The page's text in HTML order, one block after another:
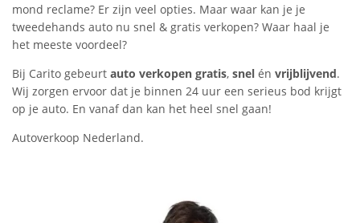
mond reclame? Er zijn veel opties. Maar waar kan je je
tweedehands auto nu snel & gratis verkopen? Waar haal je
het meeste voordeel?
Bij Carito gebeurt auto verkopen gratis, snel én vrijblijvend.
Wij zorgen ervoor dat je binnen 24 uur een serieus bod krijgt
op je auto. En vanaf dan kan het heel snel gaan!
Autoverkoop Nederland.